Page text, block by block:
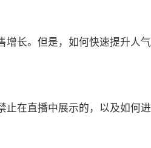
增长。但是，如何快速提升人气
止在直播中展示的，以及如何进